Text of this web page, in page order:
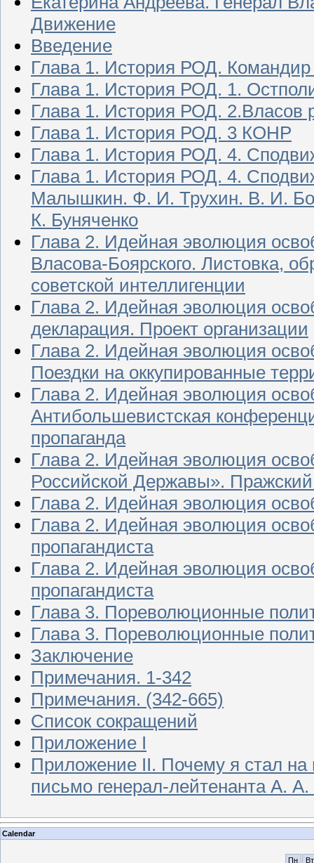
Движение
Введение
Глава 1. История РОД.
Глава 1. История РОД. 1.
Глава 1. История РОД. 2.Власов
Глава 1. История РОД. 3 КОНР
Глава 1. История РОД. 4.
Глава 1. История РОД. 4.
Малышкин. Ф. И. Трухин. В. И.
К. Буняченко
Глава 2. Идейная эволюция
Власова-Боярского. Листовка,
советской интеллигенции
Глава 2. Идейная эволюция
декларация. Проект организации
Глава 2. Идейная эволюция
Поездки на оккупированные
Глава 2. Идейная эволюция
Антибольшевистская
пропаганда
Глава 2. Идейная эволюция
Российской Державы».
Глава 2. Идейная эволюция
Глава 2. Идейная эволюция
пропагандиста
Глава 2. Идейная эволюция
пропагандиста
Глава 3. Пореволюционные
Глава 3. Пореволюционные
Заключение
Примечания. 1-342
Примечания. (342-665)
Список сокращений
Приложение I
Приложение II. Почему я стал
письмо генерал-лейтенанта А.
Calendar
Пн
Вт